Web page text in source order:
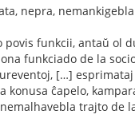
nepra,
funkcii, antaŭ ol
funkciado de la
[…]
konusa ĉapelo,
trajto de